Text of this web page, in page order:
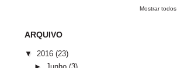
Mostrar todos
ARQUIVO
▼ 2016 (23)
► Junho (3)